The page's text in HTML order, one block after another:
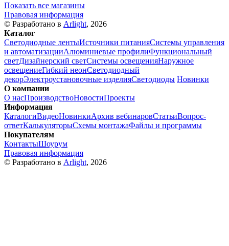
Показать все магазины
Правовая информация
© Разработано в Arlight, 2026
Каталог
Светодиодные лентыИсточники питанияСистемы управления
и автоматизацииАлюминиевые профилиФункциональный
светДизайнерский светСистемы освещенияНаружное
освещениеГибкий неонСветодиодный
декорЭлектроустановочные изделияСветодиоды Новинки
О компании
О насПроизводствоНовостиПроекты
Информация
КаталогиВидеоНовинкиАрхив вебинаровСтатьиВопрос-
ответКалькуляторыСхемы монтажаФайлы и программы
Покупателям
КонтактыШоурум
Правовая информация
© Разработано в Arlight, 2026